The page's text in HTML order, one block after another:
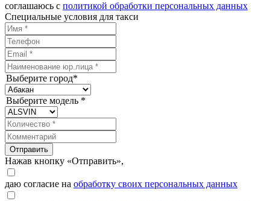
соглашаюсь с политикой обработки персональных данных
Специальные условия для такси
Выберите город*
Выберите модель *
Отправить
Нажав кнопку «Отправить»,
даю согласие на обработку своих персональных данных